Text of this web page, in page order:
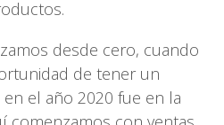
desde cero, cuando
de tener un
el año 2020 fue en la